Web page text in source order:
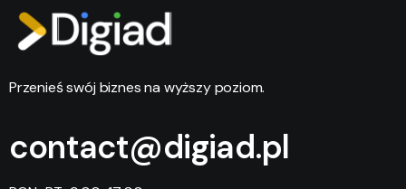
Przenieś swój biznes na wyższy poziom.
contact@digiad.pl